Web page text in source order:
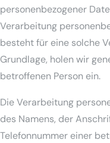
personenbezogener
Verarbeitung
besteht für eine solche
Grundlage, holen wir
betroffenen Person ein.
Die Verarbeitung
des Namens, der
Telefonnummer einer